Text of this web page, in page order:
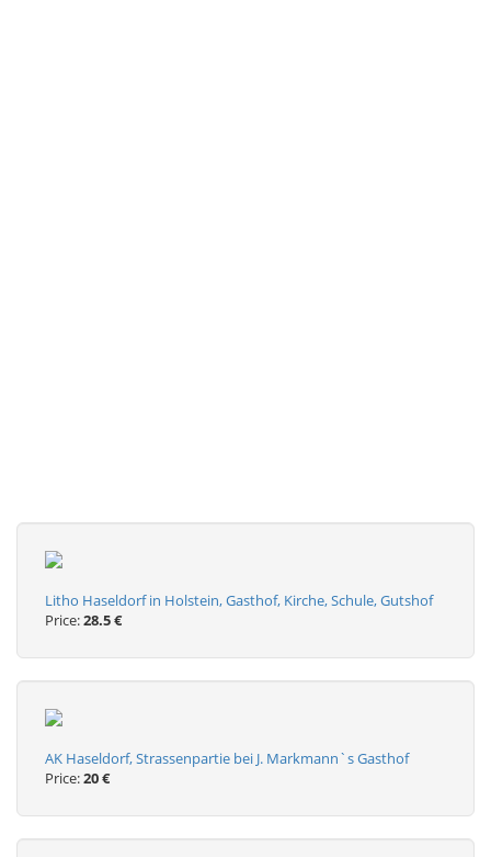
Litho Haseldorf in Holstein, Gasthof, Kirche, Schule, Gutshof
Price:28.5 €
AK Haseldorf, Strassenpartie bei J. Markmann`s Gasthof
Price:20 €